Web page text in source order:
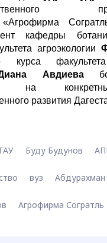
«Агрофирма
кафедры
агроэкологии
курса
Авдиева
на
развития
Буду Будунов
вуз Абдурахман
Агрофирма Согратль